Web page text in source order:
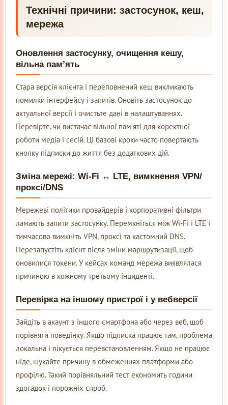
Технічні причини: застосунок, кеш,
мережа
Оновлення застосунку, очищення кешу,
вільна пам’ять
Стара версія клієнта і переповнений кеш викликають
помилки інтерфейсу і запитів. Оновіть застосунок до
актуальної версії і очистьте дані в налаштуваннях.
Перевірте, чи вистачає вільної пам’яті для коректної
роботи медіа і сесій. Ці базові кроки часто повертають
кнопку підписки до життя без додаткових дій.
Зміна мережі: Wi-Fi ↔ LTE, вимкнення VPN/
проксі/DNS
Мережеві політики провайдерів і корпоративні фільтри
ламають запити застосунку. Перемкніться між Wi-Fi і LTE і
тимчасово вимкніть VPN, проксі та кастомний DNS.
Перезапустіть клієнт після зміни маршрутизації, щоб
оновилися токени. У кейсах команд мережа виявлялася
причиною в кожному третьому інциденті.
Перевірка на іншому пристрої і у вебверсії
Зайдіть в акаунт з іншого смартфона або через веб, щоб
порівняти поведінку. Якщо підписка працює там, проблема
локальна і лікується перевстановленням. Якщо не працює
ніде, шукайте причину в обмеженнях платформи або
профілю. Такий порівняльний тест економить години
здогадок і порожніх спроб.